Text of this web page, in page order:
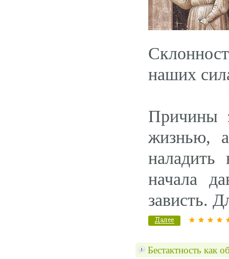
наших
Причины
жизнью, а
начала
зависть.
Бестактность как